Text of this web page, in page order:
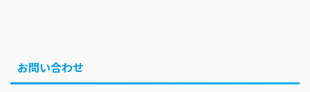
お問い合わせ